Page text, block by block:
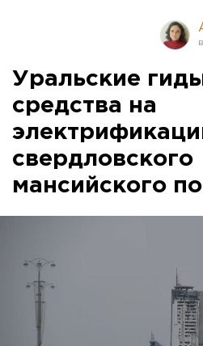
Уральские
средства на
свердловского
мансийского